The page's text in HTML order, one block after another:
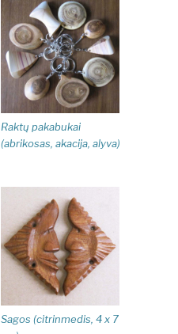
Raktų pakabukai
(abrikosas, akacija, alyva)
Sagos (citrinmedis, 4 x 7